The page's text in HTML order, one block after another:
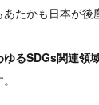
たかも日本が後
ゆるSDGs関連領